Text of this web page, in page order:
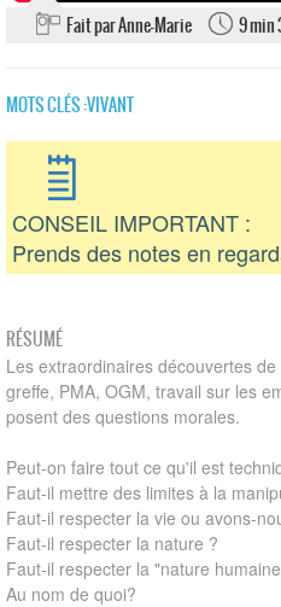
Fait par Anne-Marie 9 min
MOTS CLÉS :VIVANT
CONSEIL IMPORTANT :
Prends des notes en
RÉSUMÉ
Les extraordinaires découvertes
greffe, PMA, OGM, travail sur les
posent des questions morales.
Peut-on faire tout ce qu'il est
Faut-il mettre des limites à la
Faut-il respecter la vie ou avons-
Faut-il respecter la nature ?
Faut-il respecter la "nature
Au nom de quoi?